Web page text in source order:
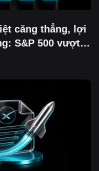
căng thẳng, lợi
S&P 500 vượt